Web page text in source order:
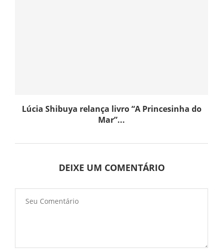
Lúcia Shibuya relança livro “A Princesinha do
Mar”...
DEIXE UM COMENTÁRIO